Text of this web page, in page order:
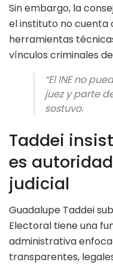
Sin embargo, la
el instituto no cuenta
herramientas
vínculos criminales
“El INE no
juez y parte
sostuvo.
Taddei
es
judicial
Guadalupe Taddei
Electoral tiene una
administrativa
transparentes,